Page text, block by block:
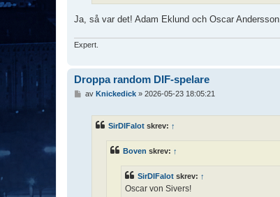
Ja, så var det! Adam Eklund och Oscar Andersson.
Expert.
Droppa random DIF-spelare
av Knickedick» 2026-05-23 18:05:21
SirDIFalot skrev: ↑
Boven skrev: ↑
SirDIFalot skrev: ↑
Oscar von Sivers!